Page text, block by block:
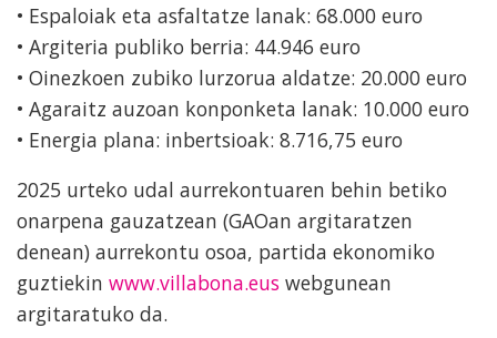
• Espaloiak eta asfaltatze lanak: 68.000 euro
• Argiteria publiko berria: 44.946 euro
• Oinezkoen zubiko lurzorua aldatze: 20.000 euro
• Agaraitz auzoan konponketa lanak: 10.000 euro
• Energia plana: inbertsioak: 8.716,75 euro
2025 urteko udal aurrekontuaren behin betiko
onarpena gauzatzean (GAOan argitaratzen
denean) aurrekontu osoa, partida ekonomiko
guztiekin www.villabona.eus webgunean
argitaratuko da.